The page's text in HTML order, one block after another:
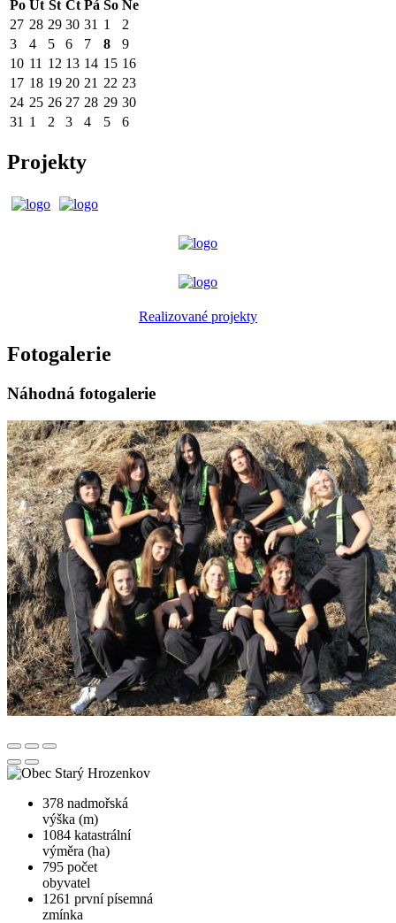
Po Út St Čt Pá So Ne
27 28 29 30 31 1
2
3
4 5 6 7 8
9
10 11 12 13 14 15 16
17 18 19 20 21 22 23
24 25 26 27 28 29 30
31 1 2 3 4 5 6
Projekty
Realizované projekty
Fotogalerie
Náhodná fotogalerie
378 nadmořská
výška (m)
1084 katastrální
výměra (ha)
795 počet
obyvatel
1261 první písemná
zmínka